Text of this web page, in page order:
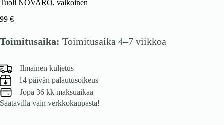
Tuoli NOVARO, valkoinen
99 €
Toimitusaika: Toimitusaika 4–7 viikkoa
Ilmainen kuljetus
14 päivän palautusoikeus
Jopa 36 kk maksuaikaa
Saatavilla vain verkkokaupasta!